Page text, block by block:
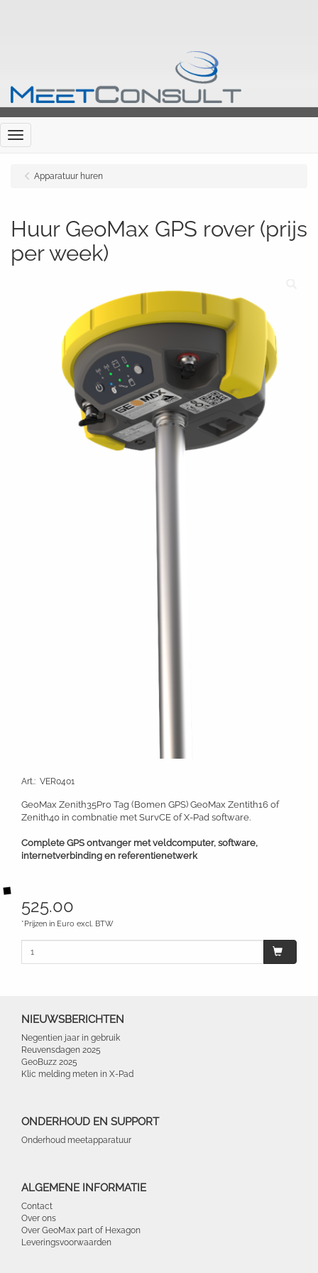
Menu
Apparatuur huren
Huur GeoMax GPS rover (prijs
per week)
Art.: VER0401
GeoMax Zenith35Pro Tag (Bomen GPS) GeoMax Zentith16 of
Zenith40 in combnatie met SurvCE of X-Pad software.
Complete GPS ontvanger met veldcomputer, software,
internetverbinding en referentienetwerk
525.00
*Prijzen in Euro excl. BTW
NIEUWSBERICHTEN
Negentien jaar in gebruik
Reuvensdagen 2025
GeoBuzz 2025
Klic melding meten in X-Pad
ONDERHOUD EN SUPPORT
Onderhoud meetapparatuur
ALGEMENE INFORMATIE
Contact
Over ons
Over GeoMax part of Hexagon
Leveringsvoorwaarden